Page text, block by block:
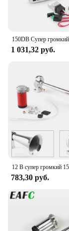
1 031,32 руб.
783,30 руб.